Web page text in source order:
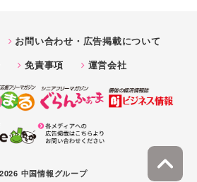
お問い合わせ・広告掲載について
免責事項 運営会社
中国情報グループ